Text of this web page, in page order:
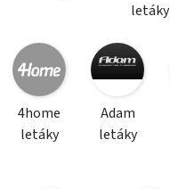
letáky
4home
letáky
Adam
letáky